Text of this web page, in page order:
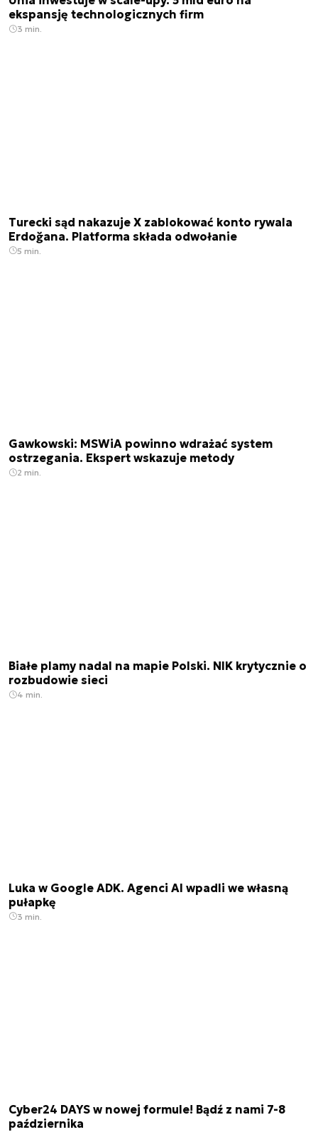
ekspansję technologicznych firm
3 min.
Turecki sąd nakazuje X zablokować konto rywala
Erdoğana. Platforma składa odwołanie
5 min.
Gawkowski: MSWiA powinno wdrażać system
ostrzegania. Ekspert wskazuje metody
2 min.
Białe plamy nadal na mapie Polski. NIK krytycznie o
rozbudowie sieci
4 min.
Luka w Google ADK. Agenci AI wpadli we własną
pułapkę
3 min.
Cyber24 DAYS w nowej formule! Bądź z nami 7-8
października